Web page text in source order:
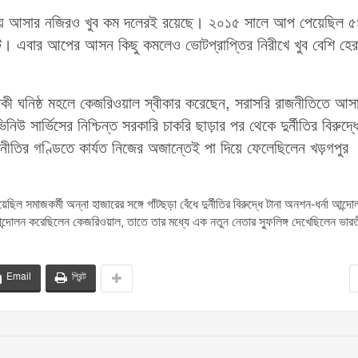
আসার নজিরও খুব কম দলেরই রয়েছে। ২০১৫ সালে আপ পেয়েছিল
আপের আসন কিছু কমলেও ভোটপ্রাপ্তির নিরীখে খুব বেশি
ঘনিষ্ঠ মহলে কেজরিওয়াল স্বীকার করেছেন, সরাসরি রাজনীতিতে
সার্ভিসের নিশ্চিন্ত সরকারি চাকরি ছাড়ার পর থেকে দুর্নীতির
গণ্ডিতে কার্যত নিজের অজান্তেই পা দিয়ে ফেলেছিলেন খড়গপুর
সমাজকর্মী অন্না হাজারের সঙ্গে গাঁটছড়া বেঁধে দুর্নীতির বিরুদ্ধে টানা অনশন-ধর্না
করেছিলেন কেজরিওয়াল, তাতে তার মধ্যে এক নতুন নেতার স্ফুলিঙ্গ দেখেছিলেন
Email প্রিন্ট